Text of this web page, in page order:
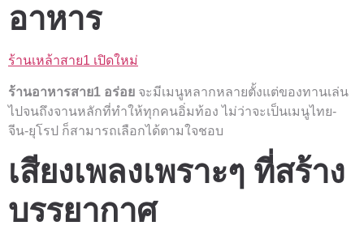
อาหาร
ร้านเหล้าสาย1 เปิดใหม่
ร้านอาหารสาย1 อร่อย จะมีเมนูหลากหลายตั้งแต่ของทานเล่น
ไปจนถึงจานหลักที่ทำให้ทุกคนอิ่มท้อง ไม่ว่าจะเป็นเมนูไทย-
จีน-ยุโรป ก็สามารถเลือกได้ตามใจชอบ
เสียงเพลงเพราะๆ ที่สร้าง
บรรยากาศ